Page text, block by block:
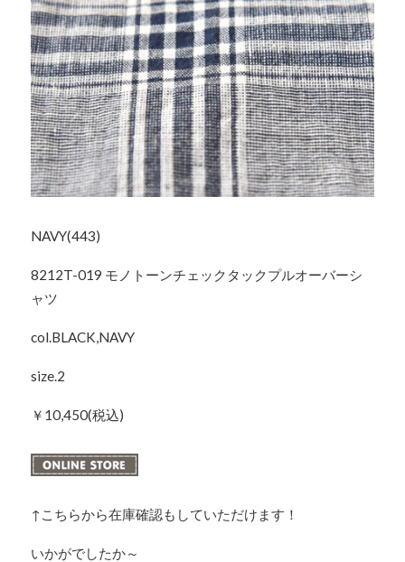
NAVY(443)
8212T-019 モノトーンチェックタックプルオーバーシ
ャツ
col.BLACK,NAVY
size.2
￥10,450(税込)
↑こちらから在庫確認もしていただけます！
いかがでしたか～